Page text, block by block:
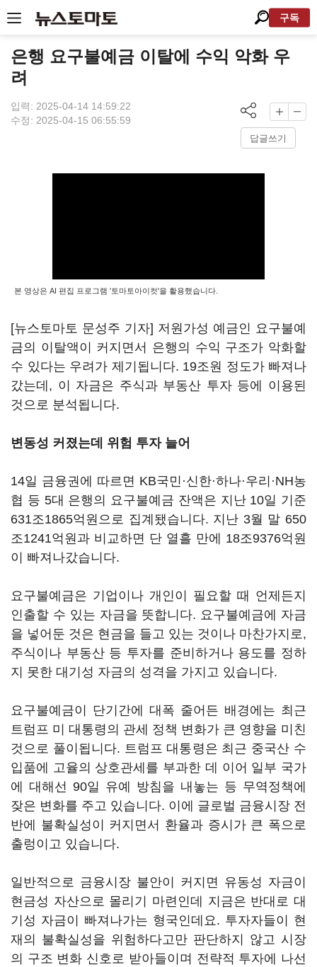
구독
은행 요구불예금 이탈에 수익 악화 우
려
입력: 2025-04-14 14:59:22
수정: 2025-04-15 06:55:59
답글쓰기
본 영상은 AI 편집 프로그램 '토마토아이컷'을 활용했습니다.
[뉴스토마토 문성주 기자] 저원가성 예금인 요구불예
금의 이탈액이 커지면서 은행의 수익 구조가 악화할
수 있다는 우려가 제기됩니다. 19조원 정도가 빠져나
갔는데, 이 자금은 주식과 부동산 투자 등에 이용된
것으로 분석됩니다.
변동성 커졌는데 위험 투자 늘어
14일 금융권에 따르면 KB국민·신한·하나·우리·NH농
협 등 5대 은행의 요구불예금 잔액은 지난 10일 기준
631조1865억원으로 집계됐습니다. 지난 3월 말 650
조1241억원과 비교하면 단 열흘 만에 18조9376억원
이 빠져나갔습니다.
요구불예금은 기업이나 개인이 필요할 때 언제든지
인출할 수 있는 자금을 뜻합니다. 요구불예금에 자금
을 넣어둔 것은 현금을 들고 있는 것이나 마찬가지로,
주식이나 부동산 등 투자를 준비하거나 용도를 정하
지 못한 대기성 자금의 성격을 가지고 있습니다.
요구불예금이 단기간에 대폭 줄어든 배경에는 최근
트럼프 미 대통령의 관세 정책 변화가 큰 영향을 미친
것으로 풀이됩니다. 트럼프 대통령은 최근 중국산 수
입품에 고율의 상호관세를 부과한 데 이어 일부 국가
에 대해선 90일 유예 방침을 내놓는 등 무역정책에
잦은 변화를 주고 있습니다. 이에 글로벌 금융시장 전
반에 불확실성이 커지면서 환율과 증시가 큰 폭으로
출렁이고 있습니다.
일반적으로 금융시장 불안이 커지면 유동성 자금이
현금성 자산으로 몰리기 마련인데 지금은 반대로 대
기성 자금이 빠져나가는 형국인데요. 투자자들이 현
재의 불확실성을 위험하다고만 판단하지 않고 시장
의 구조 변화 신호로 받아들이며 전략적 투자에 나선